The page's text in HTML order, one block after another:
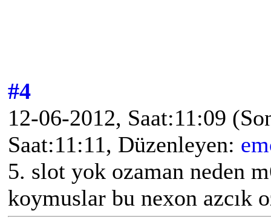
#4
12-06-2012, Saat:11:09
Saat:11:11, Düzenleyen:
5. slot yok ozaman neden
koymuslar bu nexon azcık